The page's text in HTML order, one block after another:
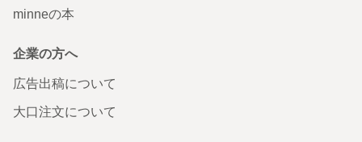
minneの本
企業の方へ
広告出稿について
大口注文について